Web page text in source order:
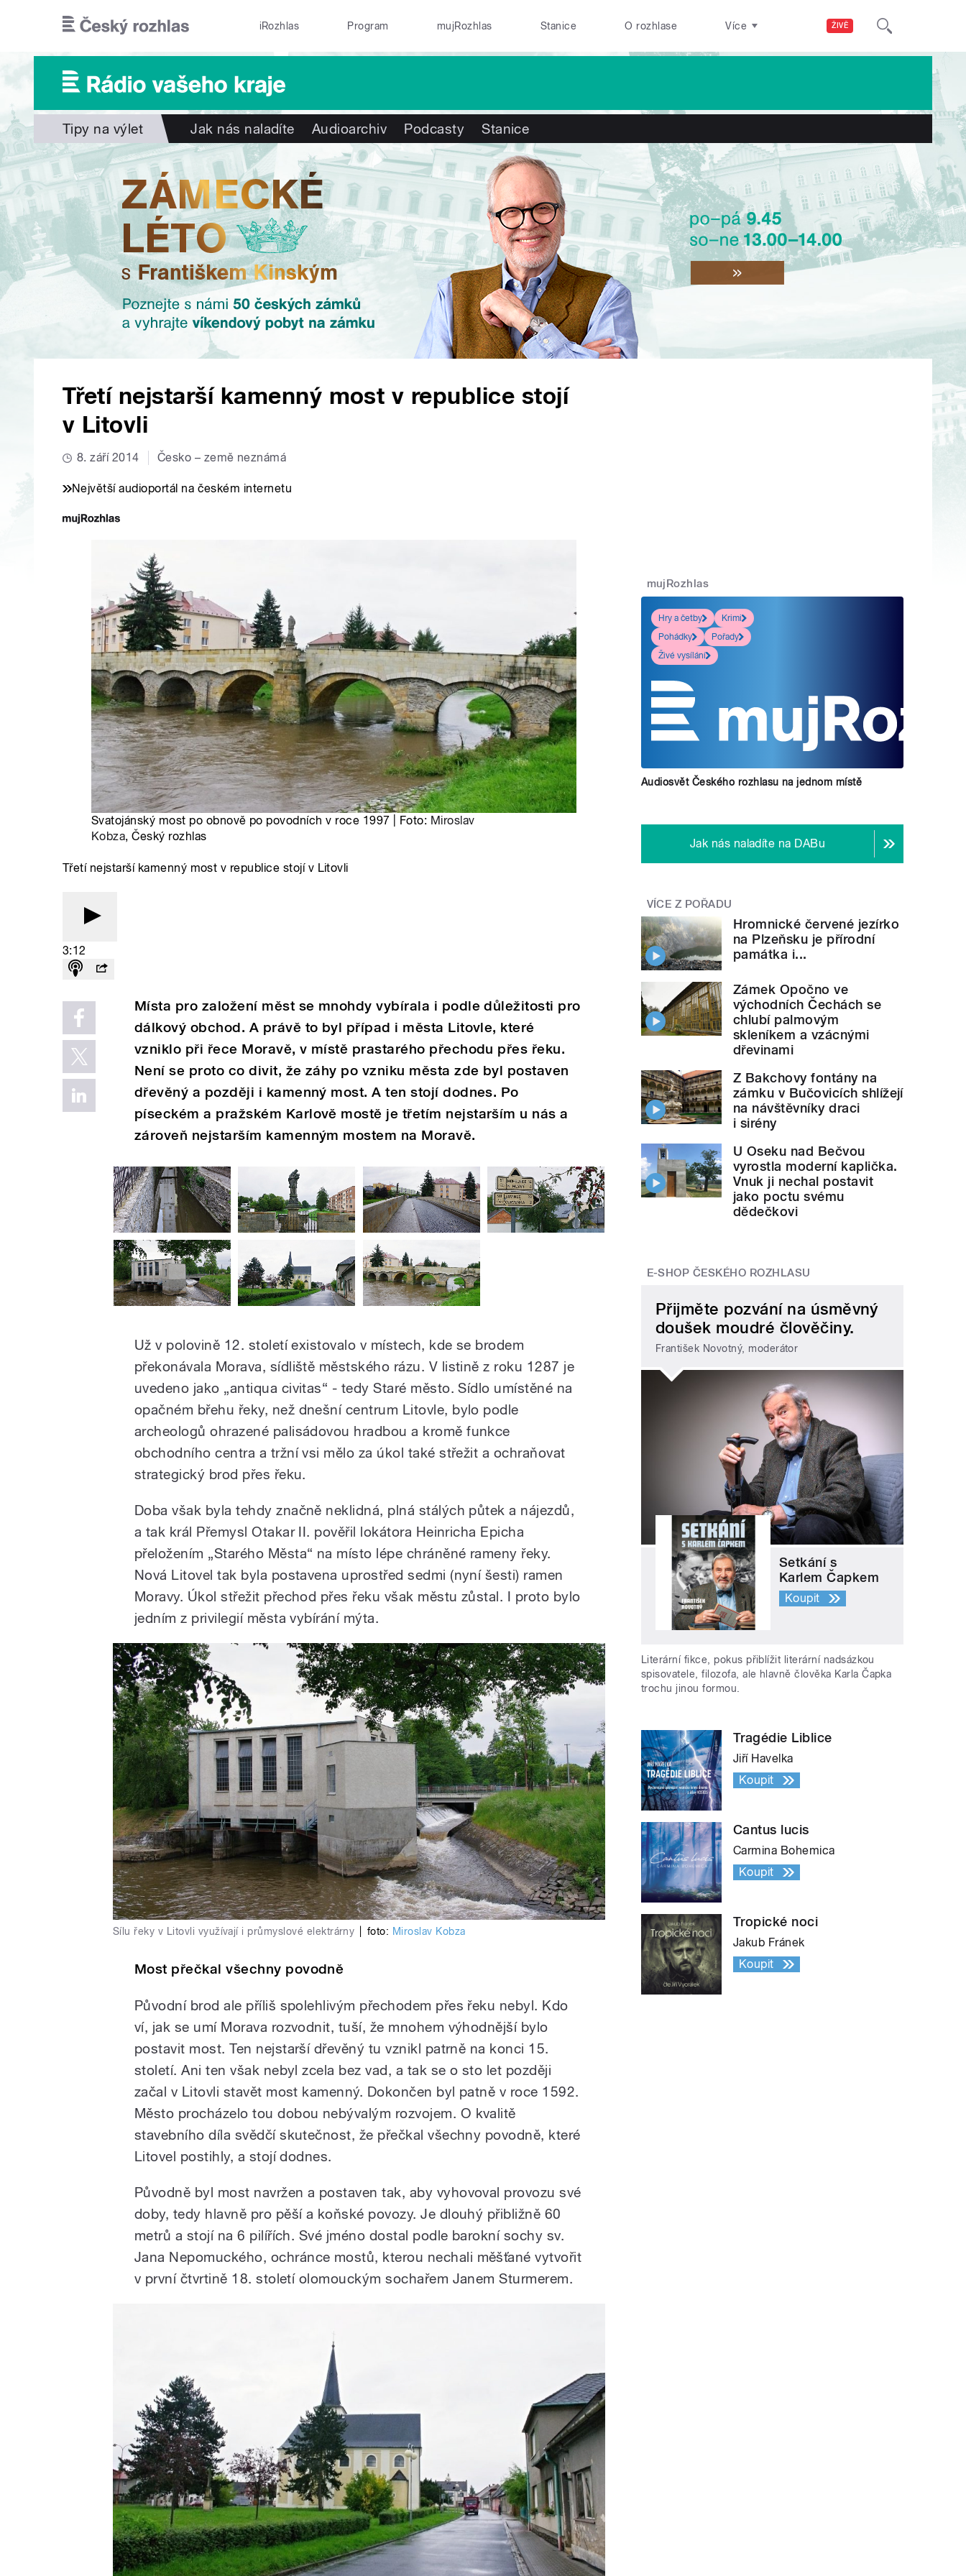
ŽIVĚ
iRozhlas Program mujRozhlas Stanice O rozhlase Více
Tipy na výlet Jak nás naladíte Audioarchiv Podcasty Stanice
Třetí nejstarší kamenný most v republice stojí
v Litovli
8. září 2014 Česko – země neznámá
Největší audioportál na českém internetu
Svatojánský most po obnově po povodních v roce 1997 | Foto: Miroslav
Kobza, Český rozhlas
Třetí nejstarší kamenný most v republice stojí v Litovli
3:12
Místa pro založení měst se mnohdy vybírala i podle důležitosti pro
dálkový obchod. A právě to byl případ i města Litovle, které
vzniklo při řece Moravě, v místě prastarého přechodu přes řeku.
Není se proto co divit, že záhy po vzniku města zde byl postaven
dřevěný a později i kamenný most. A ten stojí dodnes. Po
píseckém a pražském Karlově mostě je třetím nejstarším u nás a
zároveň nejstarším kamenným mostem na Moravě.
Už v polovině 12. století existovalo v místech, kde se brodem
překonávala Morava, sídliště městského rázu. V listině z roku 1287 je
uvedeno jako „antiqua civitas“ - tedy Staré město. Sídlo umístěné na
opačném břehu řeky, než dnešní centrum Litovle, bylo podle
archeologů ohrazené palisádovou hradbou a kromě funkce
obchodního centra a tržní vsi mělo za úkol také střežit a ochraňovat
strategický brod přes řeku.
Doba však byla tehdy značně neklidná, plná stálých půtek a nájezdů,
a tak král Přemysl Otakar II. pověřil lokátora Heinricha Epicha
přeložením „Starého Města“ na místo lépe chráněné rameny řeky.
Nová Litovel tak byla postavena uprostřed sedmi (nyní šesti) ramen
Moravy. Úkol střežit přechod přes řeku však městu zůstal. I proto bylo
jedním z privilegií města vybírání mýta.
Sílu řeky v Litovli využívají i průmyslové elektrárny foto: Miroslav Kobza
Most přečkal všechny povodně
Původní brod ale příliš spolehlivým přechodem přes řeku nebyl. Kdo
ví, jak se umí Morava rozvodnit, tuší, že mnohem výhodnější bylo
postavit most. Ten nejstarší dřevěný tu vznikl patrně na konci 15.
století. Ani ten však nebyl zcela bez vad, a tak se o sto let později
začal v Litovli stavět most kamenný. Dokončen byl patně v roce 1592.
Město procházelo tou dobou nebývalým rozvojem. O kvalitě
stavebního díla svědčí skutečnost, že přečkal všechny povodně, které
Litovel postihly, a stojí dodnes.
Původně byl most navržen a postaven tak, aby vyhovoval provozu své
doby, tedy hlavně pro pěší a koňské povozy. Je dlouhý přibližně 60
metrů a stojí na 6 pilířích. Své jméno dostal podle barokní sochy sv.
Jana Nepomuckého, ochránce mostů, kterou nechali měšťané vytvořit
v první čtvrtině 18. století olomouckým sochařem Janem Sturmerem.
mujRozhlas
Hry a četby
Krimi
Pohádky
Pořady
Živé vysílání
Audiosvět Českého rozhlasu na jednom místě
Jak nás naladíte na DABu
VÍCE Z POŘADU
Hromnické červené jezírko
na Plzeňsku je přírodní
památka i...
Zámek Opočno ve
východních Čechách se
chlubí palmovým
skleníkem a vzácnými
dřevinami
Z Bakchovy fontány na
zámku v Bučovicích shlížejí
na návštěvníky draci
i sirény
U Oseku nad Bečvou
vyrostla moderní kaplička.
Vnuk ji nechal postavit
jako poctu svému
dědečkovi
E-SHOP ČESKÉHO ROZHLASU
Přijměte pozvání na úsměvný
doušek moudré člověčiny.
František Novotný, moderátor
Setkání s
Karlem Čapkem
Koupit
Literární fikce, pokus přiblížit literární nadsázkou
spisovatele, filozofa, ale hlavně člověka Karla Čapka
trochu jinou formou.
Tragédie Liblice
Jiří Havelka
Koupit
Cantus lucis
Carmina Bohemica
Koupit
Tropické noci
Jakub Fránek
Koupit